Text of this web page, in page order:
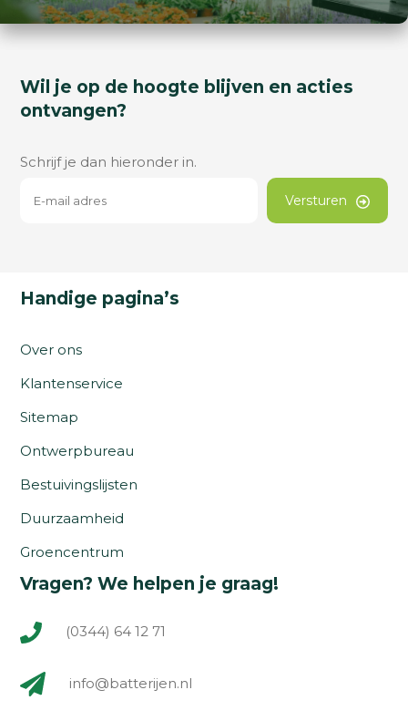
Wil je op de hoogte blijven en acties
ontvangen?
Schrijf je dan hieronder in.
Versturen
Handige pagina’s
Over ons
Klantenservice
Sitemap
Ontwerpbureau
Bestuivingslijsten
Duurzaamheid
Groencentrum
Vragen? We helpen je graag!
(0344) 64 12 71
info@batterijen.nl